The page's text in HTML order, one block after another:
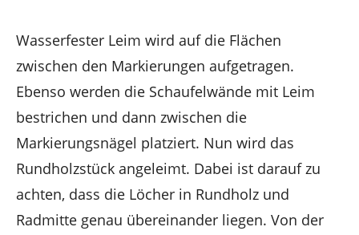
Wasserfester Leim wird auf die Flächen
zwischen den Markierungen aufgetragen.
Ebenso werden die Schaufelwände mit Leim
bestrichen und dann zwischen die
Markierungsnägel platziert. Nun wird das
Rundholzstück angeleimt. Dabei ist darauf zu
achten, dass die Löcher in Rundholz und
Radmitte genau übereinander liegen. Von der